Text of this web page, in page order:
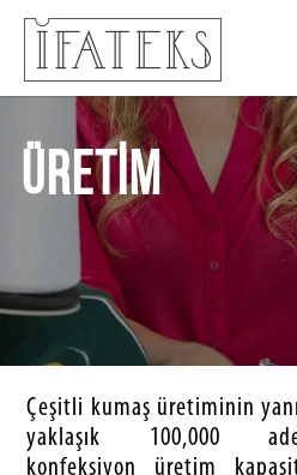
ÜRETİM
Çeşitli kumaş üretiminin
yaklaşık 100,000
konfeksiyon üretim